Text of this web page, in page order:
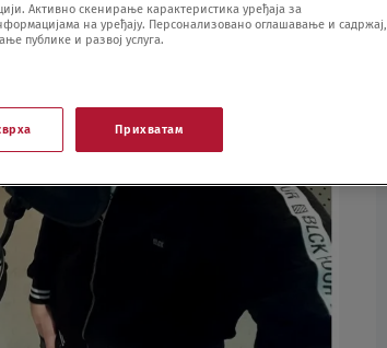
Активно скенирање карактеристика уређаја за
на уређају. Персонализовано оглашавање и садржај,
публике и развој услуга.
Прихватам